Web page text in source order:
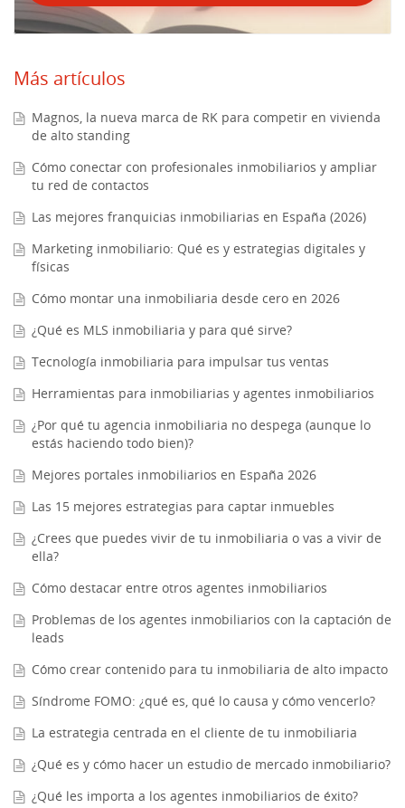
Más artículos
Magnos, la nueva marca de RK para competir en vivienda
de alto standing
Cómo conectar con profesionales inmobiliarios y ampliar
tu red de contactos
Las mejores franquicias inmobiliarias en España (2026)
Marketing inmobiliario: Qué es y estrategias digitales y
físicas
Cómo montar una inmobiliaria desde cero en 2026
¿Qué es MLS inmobiliaria y para qué sirve?
Tecnología inmobiliaria para impulsar tus ventas
Herramientas para inmobiliarias y agentes inmobiliarios
¿Por qué tu agencia inmobiliaria no despega (aunque lo
estás haciendo todo bien)?
Mejores portales inmobiliarios en España 2026
Las 15 mejores estrategias para captar inmuebles
¿Crees que puedes vivir de tu inmobiliaria o vas a vivir de
ella?
Cómo destacar entre otros agentes inmobiliarios
Problemas de los agentes inmobiliarios con la captación de
leads
Cómo crear contenido para tu inmobiliaria de alto impacto
Síndrome FOMO: ¿qué es, qué lo causa y cómo vencerlo?
La estrategia centrada en el cliente de tu inmobiliaria
¿Qué es y cómo hacer un estudio de mercado inmobiliario?
¿Qué les importa a los agentes inmobiliarios de éxito?